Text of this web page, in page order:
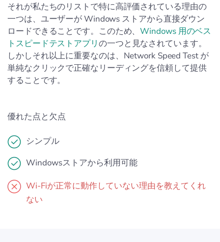
それが私たちのリストで特に高評価されている理由の
一つは、ユーザーが Windows ストアから直接ダウン
ロードできることです。このため、Windows 用のベス
トスピードテストアプリの一つと見なされています。
しかしそれ以上に重要なのは、Network Speed Test が
単純なクリックで正確なリーディングを信頼して提供
することです。
優れた点と欠点
シンプル
Windowsストアから利用可能
Wi-Fiが正常に動作していない理由を教えてくれ
ない